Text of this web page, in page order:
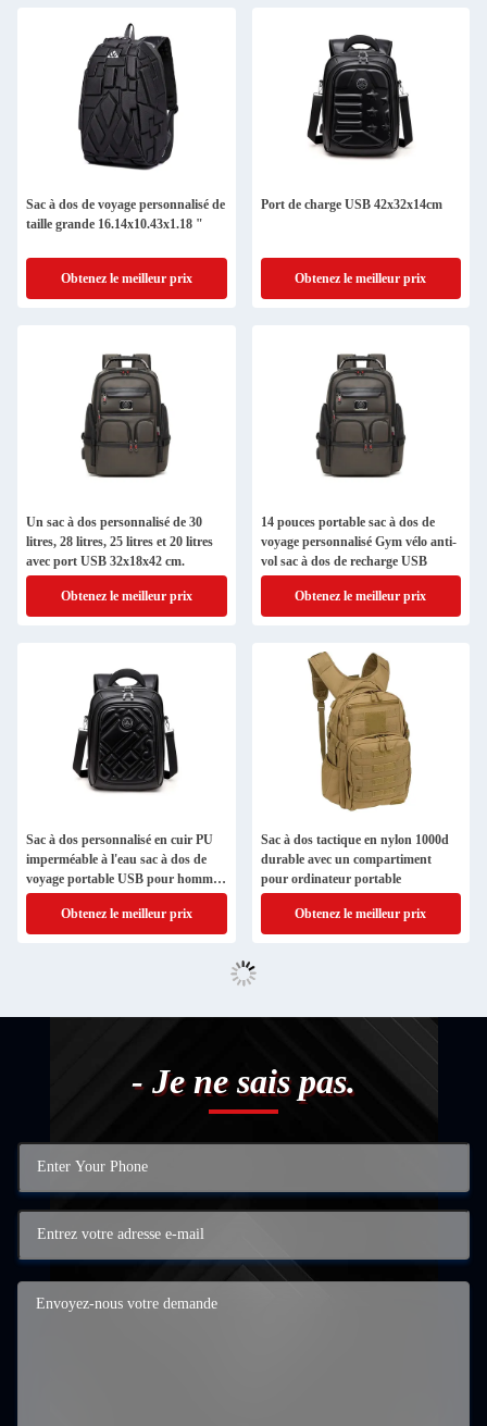
Sac à dos de voyage personnalisé de
taille grande 16.14x10.43x1.18 "
Obtenez le meilleur prix
Port de charge USB 42x32x14cm
Obtenez le meilleur prix
Un sac à dos personnalisé de 30
litres, 28 litres, 25 litres et 20 litres
avec port USB 32x18x42 cm.
Obtenez le meilleur prix
14 pouces portable sac à dos de
voyage personnalisé Gym vélo anti-
vol sac à dos de recharge USB
Obtenez le meilleur prix
Sac à dos personnalisé en cuir PU
imperméable à l'eau sac à dos de
voyage portable USB pour homme
42x32x14cm
Obtenez le meilleur prix
Sac à dos tactique en nylon 1000d
durable avec un compartiment
pour ordinateur portable
Obtenez le meilleur prix
- Je ne sais pas.